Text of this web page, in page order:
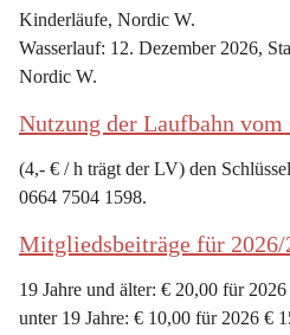
Kinderläufe, Nordic W.
Wasserlauf: 12. Dezember 2026,
Nordic W.
Nutzung der Laufbahn
(4,- € / h trägt der LV) den
0664 7504 1598.
Mitgliedsbeiträge für 2026/
19 Jahre und älter: € 20,00 für
unter 19 Jahre: € 10,00 für 2026 €